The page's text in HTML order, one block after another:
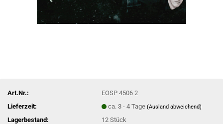
Art.Nr.:
EOSP 4506 2
Lieferzeit:
ca. 3 - 4 Tage(Ausland abweichend)
Lagerbestand: 12Stück